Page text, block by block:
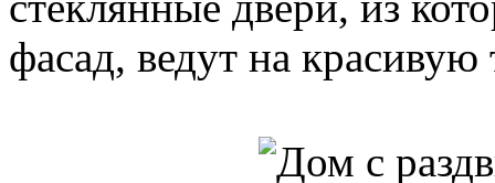
фасад, ведут на красивую